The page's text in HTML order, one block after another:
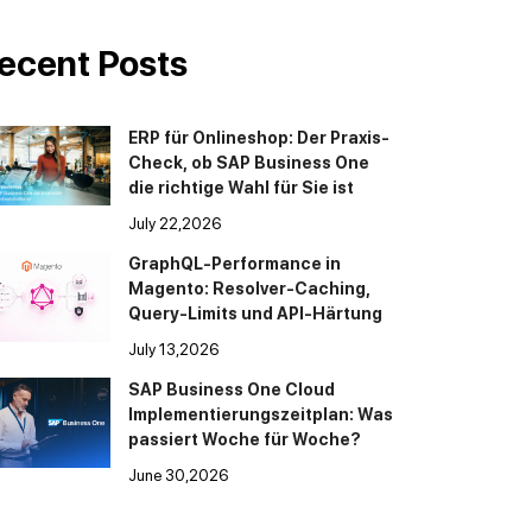
Posts
ERP für Onlineshop: Der Praxis-
Check, ob SAP Business One
die richtige Wahl für Sie ist
July 22,2026
GraphQL-Performance in
Magento: Resolver-Caching,
Query-Limits und API-Härtung
July 13,2026
SAP Business One Cloud
Implementierungszeitplan: Was
passiert Woche für Woche?
June 30,2026